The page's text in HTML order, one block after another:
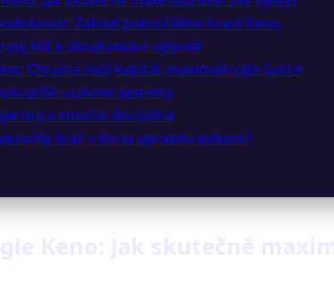
Základ pokročilého hraní Keno
klíč k dlouhodobé výhodě
Chraňte svůj kapitál, maximalizujte šance
sázkové systémy
hry a emoční disciplína
hráč v Keno opravdu ovlivnit?